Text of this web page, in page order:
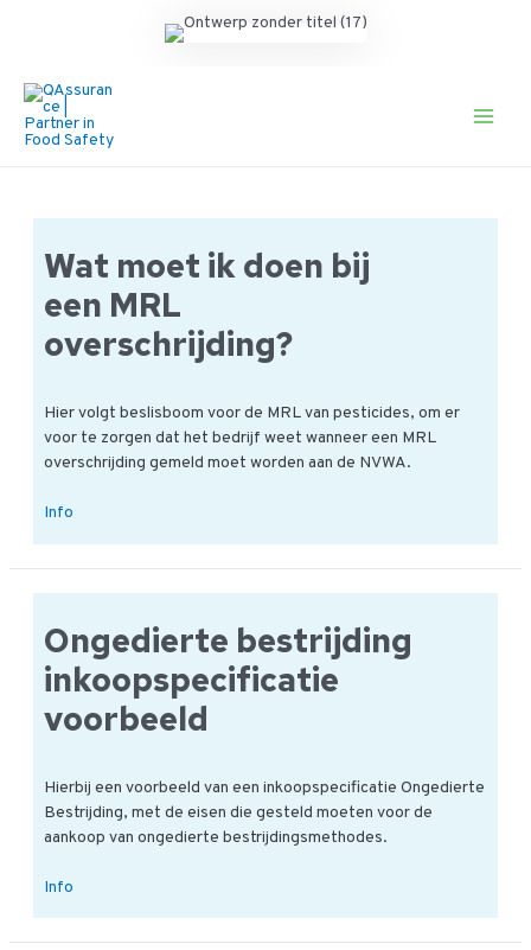
naar
Wat moet ik doen bij
een MRL
overschrijding?
Hier volgt beslisboom voor de MRL van pesticides, om er
voor te zorgen dat het bedrijf weet wanneer een MRL
overschrijding gemeld moet worden aan de NVWA.
Wat
een
MRL
overschrijding?
Info
Ongedierte bestrijding
inkoopspecificatie
voorbeeld
Hierbij een voorbeeld van een inkoopspecificatie Ongedierte
Bestrijding, met de eisen die gesteld moeten voor de
aankoop van ongedierte bestrijdingsmethodes.
Ongedierte
Info